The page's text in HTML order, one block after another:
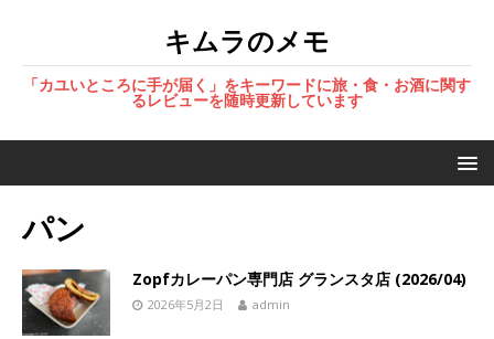
キムラのメモ
「カユいところに手が届く」をキーワードに旅・食・お酒に関す
るレビューを随時更新しています
パン
Zopfカレーパン専門店 グランスタ店 (2026/04)
2026年5月2日 admin